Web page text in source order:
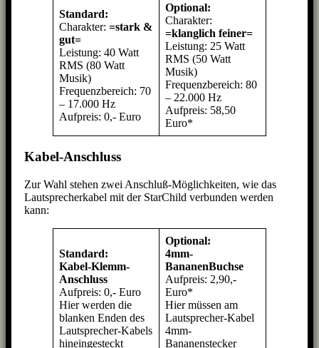
Standard:
Charakter: =stark &
gut=
Leistung: 40 Watt
RMS (80 Watt
Musik)
Frequenzbereich: 70
– 17.000 Hz
Aufpreis: 0,- Euro
Optional:
Charakter:
=klanglich feiner=
Leistung: 25 Watt
RMS (50 Watt
Musik)
Frequenzbereich: 80
– 22.000 Hz
Aufpreis: 58,50
Euro*
Kabel-Anschluss
Zur Wahl stehen zwei Anschluß-Möglichkeiten, wie das
Lautsprecherkabel mit der StarChild verbunden werden
kann:
Standard:
Kabel-Klemm-
Anschluss
Aufpreis: 0,- Euro
Hier werden die
blanken Enden des
Lautsprecher-Kabels
hineingesteckt
Optional:
4mm-
BananenBuchse
Aufpreis: 2,90,-
Euro*
Hier müssen am
Lautsprecher-Kabel
4mm-
Bananenstecker